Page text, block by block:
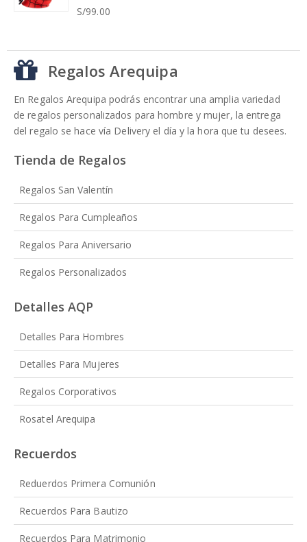
S/99.00
Regalos Arequipa
En Regalos Arequipa podrás encontrar una amplia variedad
de regalos personalizados para hombre y mujer, la entrega
del regalo se hace vía Delivery el día y la hora que tu desees.
Tienda de Regalos
Regalos San Valentín
Regalos Para Cumpleaños
Regalos Para Aniversario
Regalos Personalizados
Detalles AQP
Detalles Para Hombres
Detalles Para Mujeres
Regalos Corporativos
Rosatel Arequipa
Recuerdos
Reduerdos Primera Comunión
Recuerdos Para Bautizo
Recuerdos Para Matrimonio